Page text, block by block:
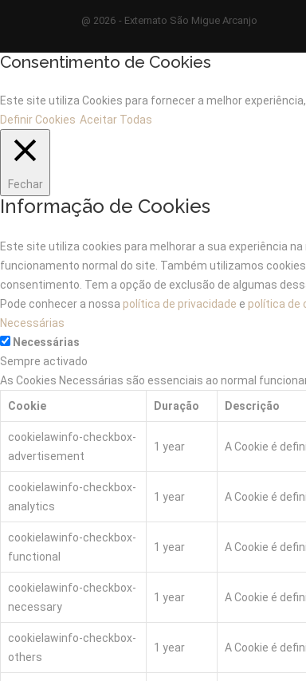
@ 2026 - Externato São Migue Arcanjo
Consentimento de Cookies
Este site utiliza Cookies para fornecer a melhor
Definir Cookies Aceitar Todas
Fechar
Informação de Cookies
Este site utiliza cookies para melhorar a sua experiência
funcionamento normal do site. Também utilizamos
consentimento. Tem a opção de exclusão de algumas
Pode conhecer a nossa política de privacidade e política de
Necessárias
Necessárias
Sempre activado
As Cookies Necessárias são essenciais ao normal
Cookie
Duração Descrição
cookielawinfo-checkbox-
advertisement
1 year A Cookie é
cookielawinfo-checkbox-
analytics
1 year A Cookie é
cookielawinfo-checkbox-
functional
1 year A Cookie é
cookielawinfo-checkbox-
necessary
1 year A Cookie é
cookielawinfo-checkbox-
others
1 year A Cookie é